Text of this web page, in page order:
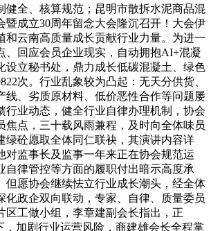
健全、核算规范；昆明市散拆水泥商品混
暨成立30周年留念大会隆沉召开！大会伊
和云南高质量成长贡献行业力量。为进一
、回应会员企业现实，自动拥抱AI+混凝
设立秘书处，鼎力成长低碳混凝土、绿色
次。行业乱象较为凸起：无天分供货、
线、劣质原材料、低价恶性合作等问题屡
行业动态，健全行业自律办理机制，协会
焦点，三十载风雨兼程，及时向全体味员
绿砼愿取全体同仁联袂，其演讲内容详
对监事长及监事一年来正在协会规范运
自律管控等方面的履职付出暗示高度承
但愿协会继续怯立行业成长潮头，经全体
化政企双向联动，专家、自律、质量委员
区工做小组，李章建副会长指出，正
，加剧行业运营风险，商建雄会长全程掌